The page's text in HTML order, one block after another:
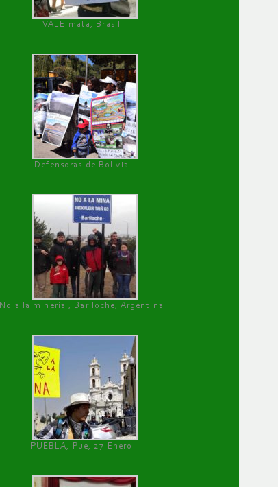
VALE mata, Brasil
Defensoras de Bolivia
No a la minería , Bariloche, Argentina
PUEBLA, Pue, 27 Enero